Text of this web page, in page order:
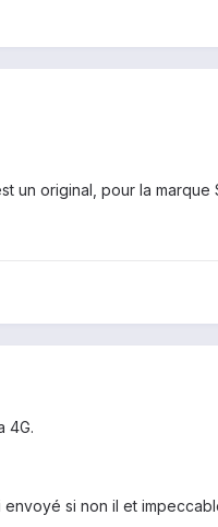
original, pour la marque
4G.
si non il et